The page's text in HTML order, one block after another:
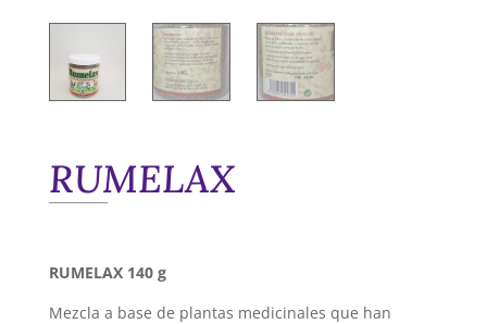
RUMELAX
RUMELAX 140 g
Mezcla a base de plantas medicinales que han